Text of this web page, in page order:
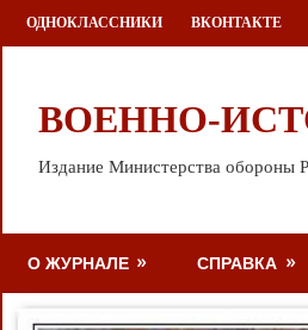
Перейти
к
ОДНОКЛАССНИКИ ВКОНТАКТЕ
ВОЕННО-
Издание Министерства обороны
О ЖУРНАЛЕ СПРАВКА